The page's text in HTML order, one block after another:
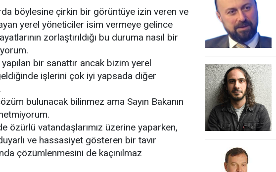
böylesine çirkin bir görüntüye izin veren ve
yerel yöneticiler isim vermeye gelince
zorlaştırıldığı bu duruma nasıl bir
bir sanattır ancak bizim yerel
işlerini çok iyi yapsada diğer
bulunacak bilinmez ama Sayın Bakanın
özürlü vatandaşlarımız üzerine yaparken,
ve hassasiyet gösteren bir tavır
çözümlenmesini de kaçınılmaz